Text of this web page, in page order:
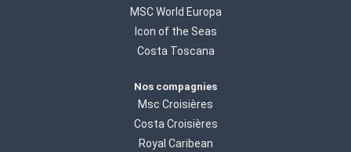
MSC World Europa
Icon of the Seas
Costa Toscana
Nos compagnies
Msc Croisières
Costa Croisières
Royal Caribean